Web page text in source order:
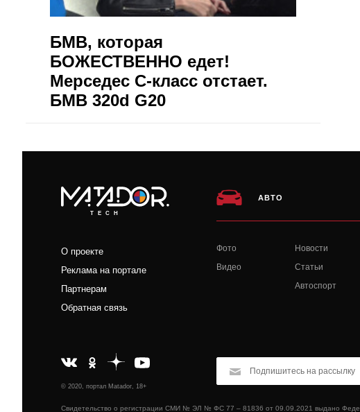
БМВ, которая
БОЖЕСТВЕННО едет!
Мерседес С-класс отстает.
БМВ 320d G20
TECH
О проекте
Реклама на портале
Партнерам
Обратная связь
АВТО
Фото
Видео
Новости
Статьи
Автоспорт
© 2020, портал Matador, 18+
Свидетельство о регистрации СМИ № ЭЛ № ФС 77 – 81836 от 09.09.2021 выдано